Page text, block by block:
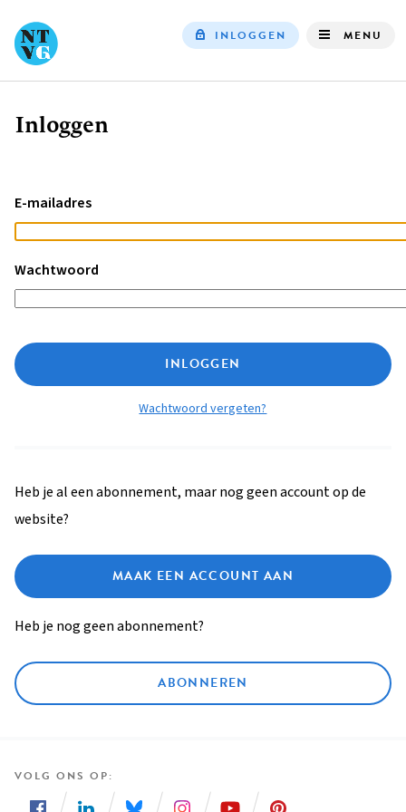
INLOGGEN MENU
Kruimelpad
Inloggen
E-mailadres
Wachtwoord
INLOGGEN
Wachtwoord vergeten?
Heb je al een abonnement, maar nog geen account op de
website?
MAAK EEN ACCOUNT AAN
Heb je nog geen abonnement?
ABONNEREN
VOLG ONS OP